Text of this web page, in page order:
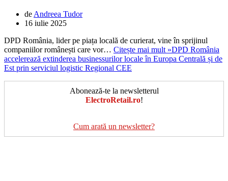
deAndreea Tudor
16 iulie 2025
DPD România, lider pe piața locală de curierat, vine în sprijinul
companiilor românești care vor… Citește mai mult »DPD România
accelerează extinderea businessurilor locale în Europa Centrală și de
Est prin serviciul logistic Regional CEE
Abonează-te la newsletterul
ElectroRetail.ro!
Cum arată un newsletter?